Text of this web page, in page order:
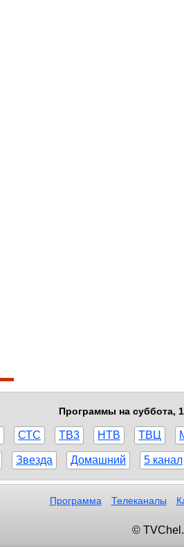
Программы на суббота,
СТС ТВ3 НТВ ТВЦ
Звезда Домашний 5 канал
Программа Телеканалы
©